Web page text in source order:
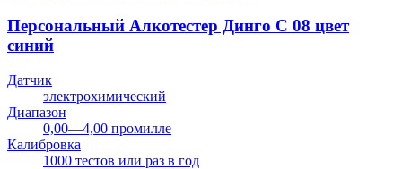
Персональный Алкотестер Динго C 08 цвет
синий
Датчик
электрохимический
Диапазон
0,00—4,00 промилле
Калибровка
1000 тестов или раз в год